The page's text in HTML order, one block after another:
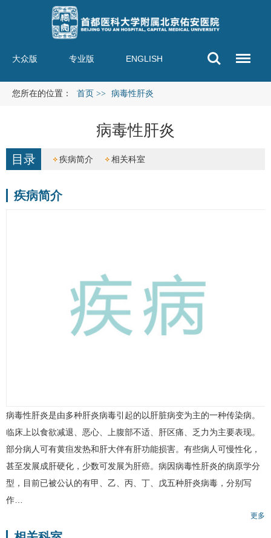
大众版 专业版 ENGLISH
您所在的位置： 首页 >> 病毒性肝炎
病毒性肝炎
目录 疾病简介 相关科室
疾病简介
病毒性肝炎是由多种肝炎病毒引起的以肝脏病变为主的一种传染病。
临床上以食欲减退、恶心、上腹部不适、肝区痛、乏力为主要表现。
部分病人可有黄疸发热和肝大伴有肝功能损害。有些病人可慢性化，
甚至发展成肝硬化 ，少数可发展为肝癌。病因病毒性肝炎的病原学分
型，目前已被公认的有甲、乙、丙、丁、戊五种肝炎病毒，分别写
作…
更多